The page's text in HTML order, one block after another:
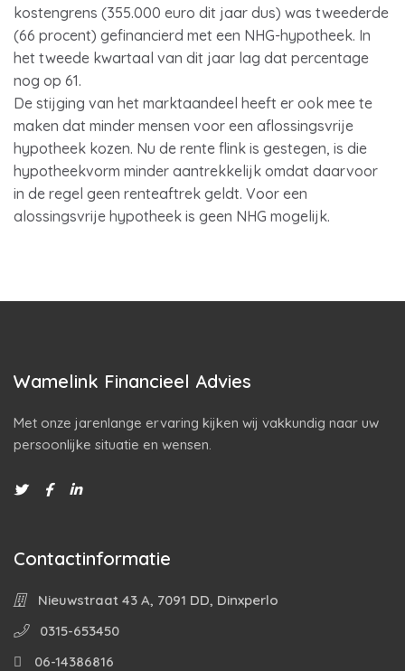
kostengrens (355.000 euro dit jaar dus) was tweederde
(66 procent) gefinancierd met een NHG-hypotheek. In
het tweede kwartaal van dit jaar lag dat percentage
nog op 61.
De stijging van het marktaandeel heeft er ook mee te
maken dat minder mensen voor een aflossingsvrije
hypotheek kozen. Nu de rente flink is gestegen, is die
hypotheekvorm minder aantrekkelijk omdat daarvoor
in de regel geen renteaftrek geldt. Voor een
alossingsvrije hypotheek is geen NHG mogelijk.
Wamelink Financieel Advies
Met onze jarenlange ervaring kijken wij vakkundig naar uw
persoonlijke situatie en wensen.
Contactinformatie
Nieuwstraat 43 A, 7091 DD, Dinxperlo
0315-653450
06-14386816